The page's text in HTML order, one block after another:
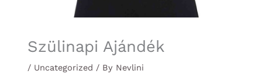
Szülinapi Ajándék
/ Uncategorized / By Nevlini